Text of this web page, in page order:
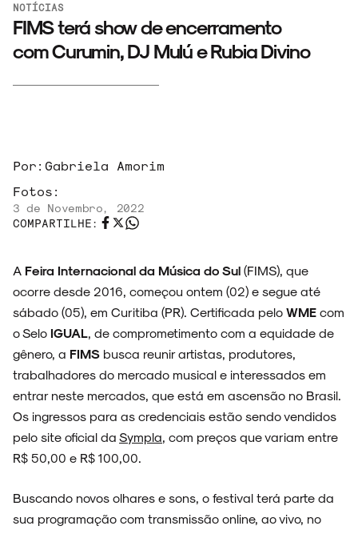
ENTREVISTAS
ESPECIAIS
FAIXA A FAIXA
NOVIDADES
NOTÍCIAS
FIMS terá show de encerramento
com Curumin, DJ Mulú e Rubia Divino
Por: Gabriela Amorim
Fotos:
3 de Novembro, 2022
COMPARTILHE:
A Feira Internacional da Música do Sul (FIMS), que
ocorre desde 2016, começou ontem (02) e segue até
sábado (05), em Curitiba (PR). Certificada pelo WME com
o Selo IGUAL
, de comprometimento com a equidade de
gênero, a FIMS busca reunir artistas, produtores,
trabalhadores do mercado musical e interessados em
entrar neste mercados, que está em ascensão no Brasil.
Os ingressos para as credenciais estão sendo vendidos
pelo site oficial da Sympla , com preços que variam entre
R$ 50,00 e R$ 100,00.
Buscando novos olhares e sons, o festival terá parte da
sua programação com transmissão online, ao vivo, no